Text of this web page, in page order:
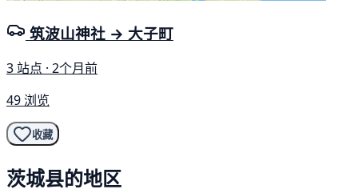
筑波山神社 → 大子町
3 站点 · 2个月前
49 浏览
收藏
茨城县的地区